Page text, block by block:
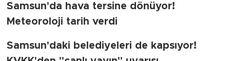
Samsun'da hava tersine dönüyor!
Meteoroloji tarih verdi
Samsun'daki belediyeleri de kapsıyor!